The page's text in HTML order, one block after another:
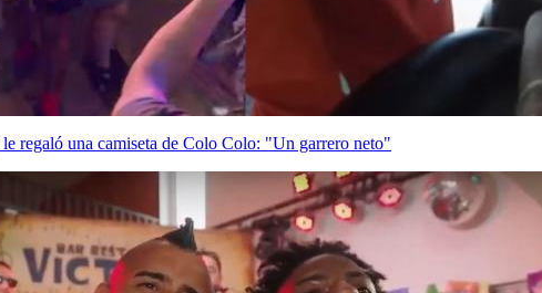
regaló una camiseta de Colo Colo: "Un garrero neto"